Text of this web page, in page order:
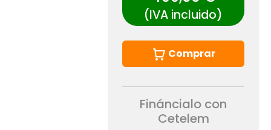
(IVA incluido)
Comprar
Fináncialo con
Cetelem